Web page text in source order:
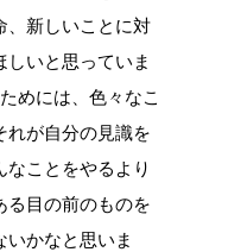
、新しいことに対
しいと思っていま
めには、色々なこ
れが自分の見識を
なことをやるより
る目の前のものを
いかなと思いま